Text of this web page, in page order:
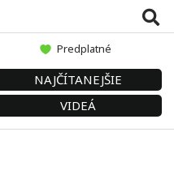
Predplatné
NAJČÍTANEJŠIE
VIDEÁ